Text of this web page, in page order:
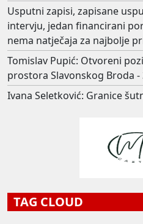
Usputni zapisi, zapisane
intervju, jedan financirani
nema natječaja za najbolje
Tomislav Pupić: Otvoreni
prostora Slavonskog Broda -
Ivana Seletković: Granice
TAG CLOUD